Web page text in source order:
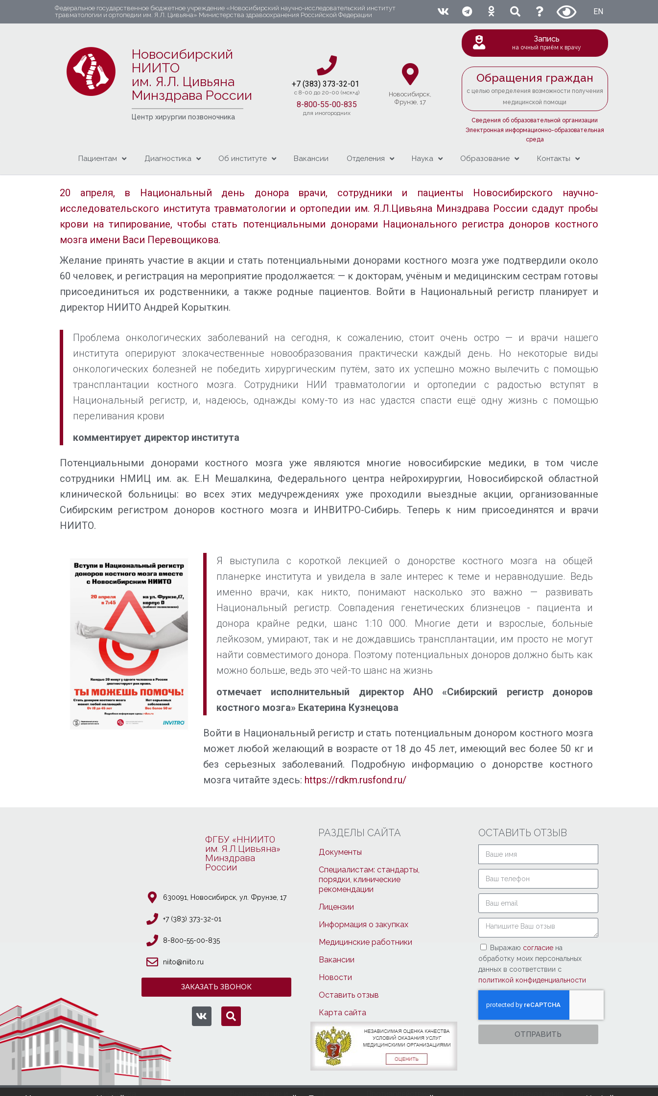
Федеральное государственное бюджетное учреждение «Новосибирский научно-исследовательский институт
травматологии и ортопедии им. Я.Л. Цивьяна» Министерства здравоохранения Российской Федерации
EN
Новосибирский
НИИТО
им. Я.Л. Цивьяна
Минздрава России
Центр хирургии позвоночника
+7 (383) 373-32-01​
c 8-00 до 20-00 (мск+4)
8-800-55-00-835
для иногородних
Новосибирcк,
Фрунзе, 17
Запись
на очный приём к врачу
Обращения граждан
с целью определения возможности получения
медицинской помощи
Сведения об образовательной организации
Электронная информационно-образовательная
среда
Пациентам Диагностика Об институте Вакансии Отделения Наука Образование Контакты
20 апреля, в Национальный день донора врачи, сотрудники и пациенты Новосибирского научно-
исследовательского института травматологии и ортопедии им. Я.Л.Цивьяна Минздрава России сдадут пробы
крови на типирование, чтобы стать потенциальными донорами Национального регистра доноров костного
мозга имени Васи Перевощикова.
Желание принять участие в акции и стать потенциальными донорами костного мозга уже подтвердили около
60 человек, и регистрация на мероприятие продолжается: — к докторам, учёным и медицинским сестрам готовы
присоединиться их родственники, а также родные пациентов. Войти в Национальный регистр планирует и
директор НИИТО Андрей Корыткин.
Проблема онкологических заболеваний на сегодня, к сожалению, стоит очень остро — и врачи нашего
института оперируют злокачественные новообразования практически каждый день. Но некоторые виды
онкологических болезней не победить хирургическим путём, зато их успешно можно вылечить с помощью
трансплантации костного мозга. Сотрудники НИИ травматологии и ортопедии с радостью вступят в
Национальный регистр, и, надеюсь, однажды кому-то из нас удастся спасти ещё одну жизнь с помощью
переливания крови
комментирует директор института
Потенциальными донорами костного мозга уже являются многие новосибирские медики, в том числе
сотрудники НМИЦ им. ак. Е.Н Мешалкина, Федерального центра нейрохирургии, Новосибирской областной
клинической больницы: во всех этих медучреждениях уже проходили выездные акции, организованные
Сибирским регистром доноров костного мозга и ИНВИТРО-Сибирь. Теперь к ним присоединятся и врачи
НИИТО.
Я выступила с короткой лекцией о донорстве костного мозга на общей
планерке института и увидела в зале интерес к теме и неравнодушие. Ведь
именно врачи, как никто, понимают насколько это важно — развивать
Национальный регистр. Совпадения генетических близнецов - пациента и
донора крайне редки, шанс 1:10 000. Многие дети и взрослые, больные
лейкозом, умирают, так и не дождавшись трансплантации, им просто не могут
найти совместимого донора. Поэтому потенциальных доноров должно быть как
можно больше, ведь это чей-то шанс на жизнь
отмечает исполнительный директор АНО «Сибирский регистр доноров
костного мозга» Екатерина Кузнецова
Войти в Национальный регистр и стать потенциальным донором костного мозга
может любой желающий в возрасте от 18 до 45 лет, имеющий вес более 50 кг и
без серьезных заболеваний. Подробную информацию о донорстве костного
мозга читайте здесь: https://rdkm.rusfond.ru/
ФГБУ «ННИИТО
им. Я.Л.Цивьяна»
Минздрава
России
630091, Новосибирcк, ул. Фрунзе, 17
+7 (383) 373-32-01
8-800-55-00-835
niito@niito.ru
ЗАКАЗАТЬ ЗВОНОК
РАЗДЕЛЫ САЙТА
Документы
Специалистам: стандарты,
порядки, клинические
рекомендации
Лицензии
Информация о закупках
Медицинские работники
Вакансии
Новости
Оставить отзыв
Карта сайта
ОСТАВИТЬ ОТЗЫВ
Выражаю согласие на
обработку моих персональных
данных в соответствии с
политикой конфиденциальности
ОТПРАВИТЬ
Политика Противодействие